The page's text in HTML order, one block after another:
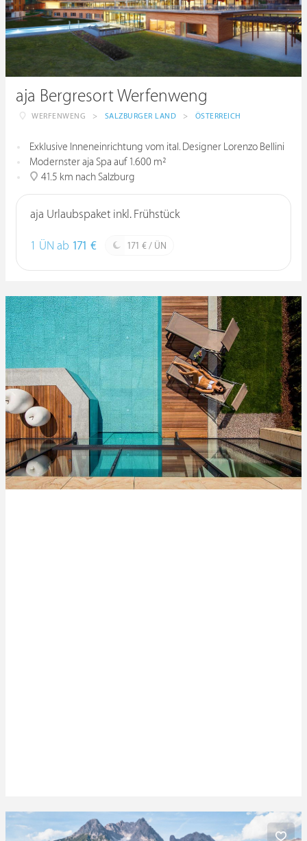
aja Bergresort Werfenweng
WERFENWENG > SALZBURGER LAND > ÖSTERREICH
Exklusive Inneneinrichtung vom ital. Designer Lorenzo Bellini
Modernster aja Spa auf 1.600 m²
41.5 km nach Salzburg
aja Urlaubspaket inkl. Frühstück
1 ÜN ab 171 € 171 € / ÜN